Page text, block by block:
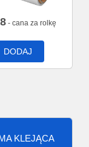
- cana za rolkę
DODAJ
KLEJĄCA